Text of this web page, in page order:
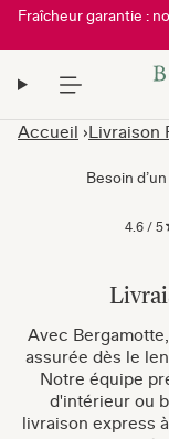
Fraîcheur garantie :
Accueil Livraison
Besoin
4.6 / 5
Avec
assurée dès le
Notre équipe
d'intérieur ou
livraison express